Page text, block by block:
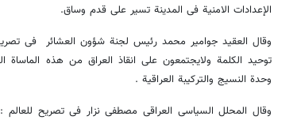
الإعدادات الامنیة فی المدینة تسیر على قدم وساق.
وقال العقید جوامیر محمد رئیس لجنة شؤون العشائر فی
توحید الکلمة ولایجتمعون على انقاذ العراق من هذه الماساة
وحدة النسیج والترکیبة العراقیة .
وقال المحلل السیاسی العراقی مصطفى نزار فی تصریح